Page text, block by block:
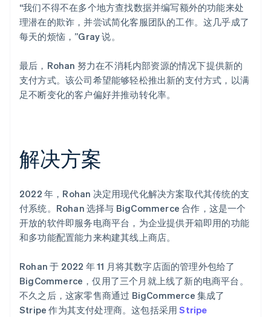
“我们不得不在多个地方查找数据并编写额外的功能来处
理潜在的欺诈，并尝试简化客服团队的工作。这几乎成了
每天的烦恼，”Gray 说。
最后，Rohan 努力在不消耗内部资源的情况下提供新的
支付方式。该公司希望能够轻松推出新的支付方式，以满
足不断变化的客户偏好并推动转化率。
解决方案
2022 年，Rohan 决定用现代化解决方案取代其传统的支
付系统。Rohan 选择与 BigCommerce 合作，这是一个
开放的软件即服务电商平台，为企业提供开箱即用的功能
和多功能配置能力来构建其线上商店。
Rohan 于 2022 年 11 月将其数字店面的管理外包给了
BigCommerce，仅用了三个月就上线了新的电商平台。
不久之后，这家零售商通过 BigCommerce 集成了
Stripe 作为其支付处理商。这包括采用Stripe